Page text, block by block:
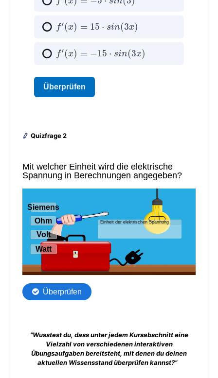
Quizfrage 2
“Wusstest du, dass unter jedem Kursabschnitt eine
Vielzahl von verschiedenen interaktiven
Übungsaufgaben bereitsteht, mit denen du deinen
aktuellen Wissensstand überprüfen kannst?”